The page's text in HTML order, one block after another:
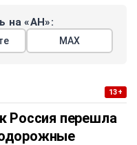
на «АН»:
МАХ
13+
Россия перешла